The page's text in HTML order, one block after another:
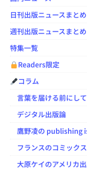
日刊出版ニュースまとめ
週刊出版ニュースまと
特集一覧
Readers限定
コラム
言葉を届ける前にし
デジタル出版論
鷹野凌の publishing
フランスのコミック
大原ケイのアメリカ